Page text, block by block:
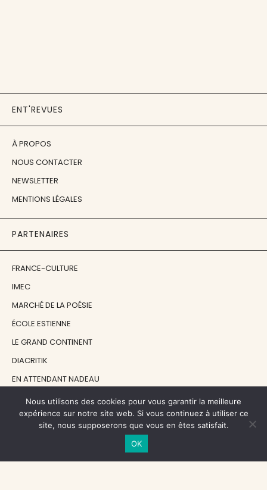
ENT'REVUES
À PROPOS
NOUS CONTACTER
NEWSLETTER
MENTIONS LÉGALES
PARTENAIRES
FRANCE-CULTURE
IMEC
MARCHÉ DE LA POÉSIE
ÉCOLE ESTIENNE
LE GRAND CONTINENT
DIACRITIK
EN ATTENDANT NADEAU
NOS SOUTIENS
Nous utilisons des cookies pour vous garantir la meilleure
expérience sur notre site web. Si vous continuez à utiliser ce
site, nous supposerons que vous en êtes satisfait.
OK